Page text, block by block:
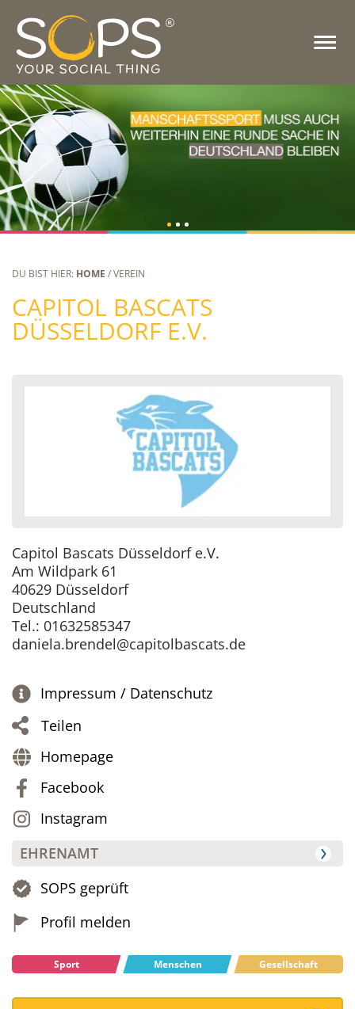
DU BIST HIER: HOME / VEREIN
CAPITOL BASCATS
DÜSSELDORF E.V.
Capitol Bascats Düsseldorf e.V.
Am Wildpark 61
40629 Düsseldorf
Deutschland
Tel.: 01632585347
daniela.brendel@capitolbascats.de
Impressum / Datenschutz
Teilen
Homepage
Facebook
Instagram
EHRENAMT
SOPS geprüft
Profil melden
Sport Menschen Gesellschaft